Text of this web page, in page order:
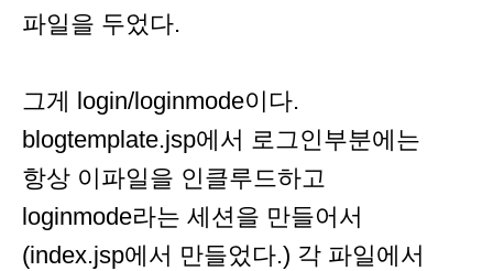
파일을 두었다.
그게 login/loginmode이다.
blogtemplate.jsp에서 로그인부분에는
항상 이파일을 인클루드하고
loginmode라는 세션을 만들어서
(index.jsp에서 만들었다.) 각 파일에서